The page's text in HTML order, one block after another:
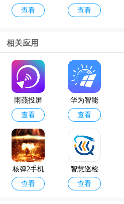
考勤app官
查看
查看
12398能源
监管热线a
pp官方版
查看
geektyper
模拟黑客
软件手机
版
查看
相关应用
雨燕投屏
查看
华为智能
光伏
查看
核弹2手机
版
查看
智慧巡检
系统管理
查看